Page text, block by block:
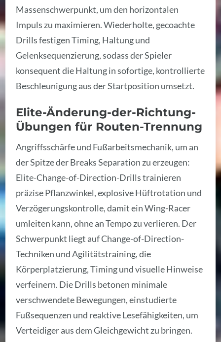
Massenschwerpunkt, um den horizontalen
Impuls zu maximieren. Wiederholte, gecoachte
Drills festigen Timing, Haltung und
Gelenksequenzierung, sodass der Spieler
konsequent die Haltung in sofortige, kontrollierte
Beschleunigung aus der Startposition umsetzt.
Elite-Änderung-der-Richtung-
Übungen für Routen-Trennung
Angriffsschärfe und Fußarbeitsmechanik, um an
der Spitze der Breaks Separation zu erzeugen:
Elite-Change-of-Direction-Drills trainieren
präzise Pflanzwinkel, explosive Hüftrotation und
Verzögerungskontrolle, damit ein Wing-Racer
umleiten kann, ohne an Tempo zu verlieren. Der
Schwerpunkt liegt auf Change-of-Direction-
Techniken und Agilitätstraining, die
Körperplatzierung, Timing und visuelle Hinweise
verfeinern. Die Drills betonen minimale
verschwendete Bewegungen, einstudierte
Fußsequenzen und reaktive Lesefähigkeiten, um
Verteidiger aus dem Gleichgewicht zu bringen.